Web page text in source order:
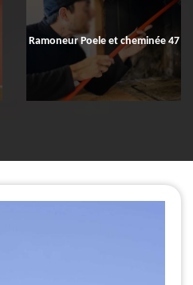
Ramoneur Poele et cheminée 47